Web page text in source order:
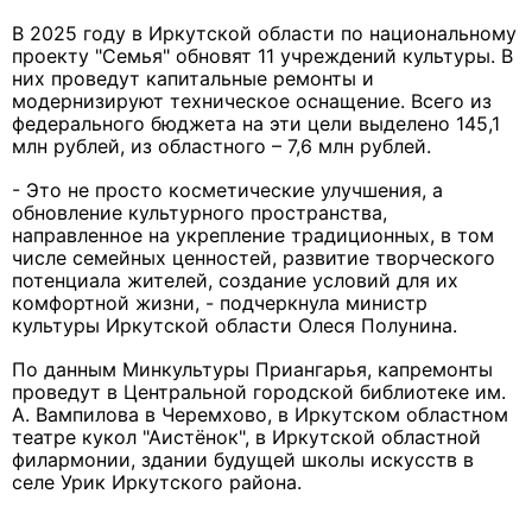
В 2025 году в Иркутской области по национальному
проекту "Семья" обновят 11 учреждений культуры. В
них проведут капитальные ремонты и
модернизируют техническое оснащение. Всего из
федерального бюджета на эти цели выделено 145,1
млн рублей, из областного – 7,6 млн рублей.
- Это не просто косметические улучшения, а
обновление культурного пространства,
направленное на укрепление традиционных, в том
числе семейных ценностей, развитие творческого
потенциала жителей, создание условий для их
комфортной жизни, - подчеркнула министр
культуры Иркутской области Олеся Полунина.
По данным Минкультуры Приангарья, капремонты
проведут в Центральной городской библиотеке им.
А. Вампилова в Черемхово, в Иркутском областном
театре кукол "Аистёнок", в Иркутской областной
филармонии, здании будущей школы искусств в
селе Урик Иркутского района.